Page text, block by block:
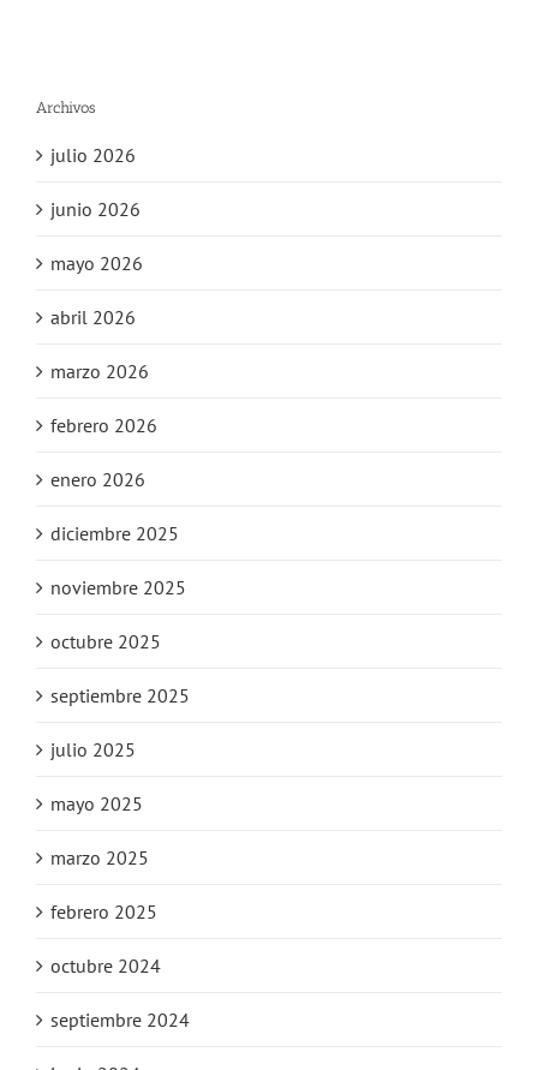
Archivos
julio 2026
junio 2026
mayo 2026
abril 2026
marzo 2026
febrero 2026
enero 2026
diciembre 2025
noviembre 2025
octubre 2025
septiembre 2025
julio 2025
mayo 2025
marzo 2025
febrero 2025
octubre 2024
septiembre 2024